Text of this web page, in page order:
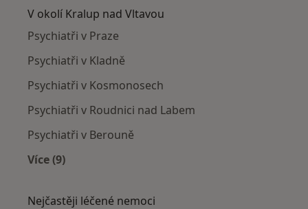
V okolí Kralup nad Vltavou
Psychiatři v Praze
Psychiatři v Kladně
Psychiatři v Kosmonosech
Psychiatři v Roudnici nad Labem
Psychiatři v Berouně
Více (9)
Nejčastěji léčené nemoci